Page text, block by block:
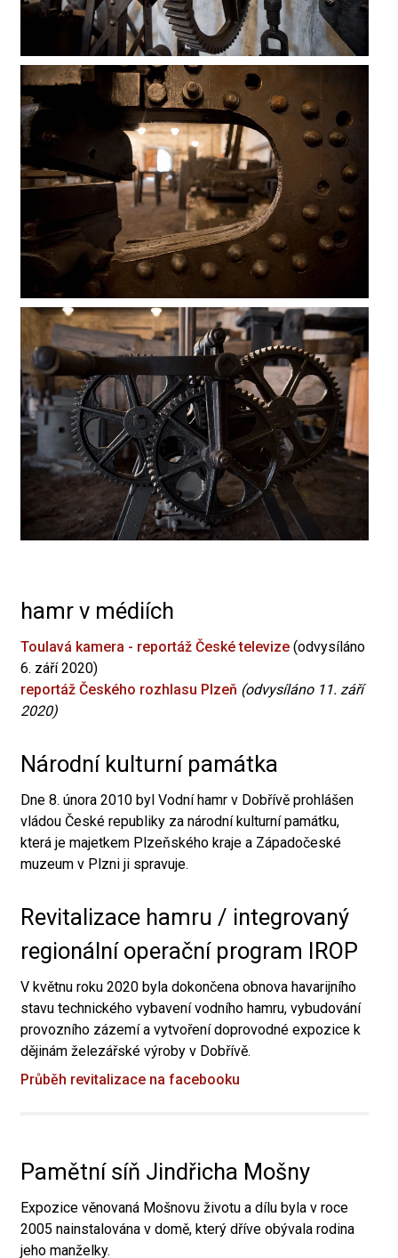
hamr v médiích
Toulavá kamera - reportáž České televize (odvysíláno
6. září 2020)
reportáž Českého rozhlasu Plzeň (odvysíláno 11. září
2020)
Národní kulturní památka
Dne 8. února 2010 byl Vodní hamr v Dobřívě prohlášen
vládou České republiky za národní kulturní památku,
která je majetkem Plzeňského kraje a Západočeské
muzeum v Plzni ji spravuje.
Revitalizace hamru / integrovaný
regionální operační program IROP
V květnu roku 2020 byla dokončena obnova havarijního
stavu technického vybavení vodního hamru, vybudování
provozního zázemí a vytvoření doprovodné expozice k
dějinám železářské výroby v Dobřívě.
Průběh revitalizace na facebooku
Pamětní síň Jindřicha Mošny
Expozice věnovaná Mošnovu životu a dílu byla v roce
2005 nainstalována v domě, který dříve obývala rodina
jeho manželky.